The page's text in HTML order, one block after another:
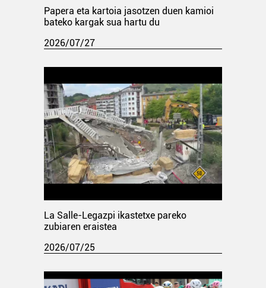
Papera eta kartoia jasotzen duen kamioi
bateko kargak sua hartu du
2026/07/27
La Salle-Legazpi ikastetxe pareko
zubiaren eraistea
2026/07/25